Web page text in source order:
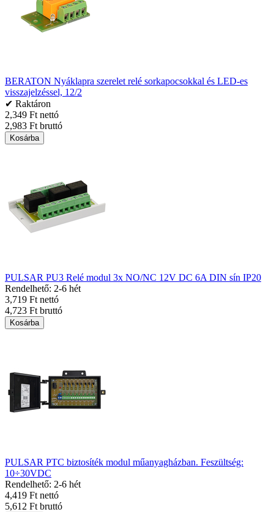
BERATON Nyáklapra szerelet relé sorkapocsokkal és LED-es
visszajelzéssel, 12/2
✔ Raktáron
2,349 Ft nettó
2,983 Ft bruttó
Kosárba
PULSAR PU3 Relé modul 3x NO/NC 12V DC 6A DIN sín IP20
Rendelhető: 2-6 hét
3,719 Ft nettó
4,723 Ft bruttó
Kosárba
PULSAR PTC biztosíték modul műanyagházban. Feszültség:
10÷30VDC
Rendelhető: 2-6 hét
4,419 Ft nettó
5,612 Ft bruttó